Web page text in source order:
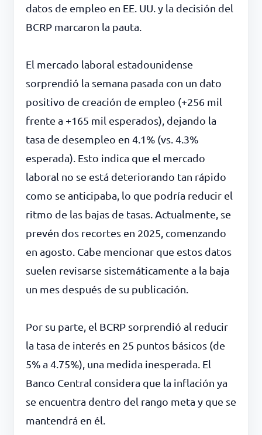
datos de empleo en EE. UU. y la decisión del
BCRP marcaron la pauta.
El mercado laboral estadounidense
sorprendió la semana pasada con un dato
positivo de creación de empleo (+256 mil
frente a +165 mil esperados), dejando la
tasa de desempleo en 4.1% (vs. 4.3%
esperada). Esto indica que el mercado
laboral no se está deteriorando tan rápido
como se anticipaba, lo que podría reducir el
ritmo de las bajas de tasas. Actualmente, se
prevén dos recortes en 2025, comenzando
en agosto. Cabe mencionar que estos datos
suelen revisarse sistemáticamente a la baja
un mes después de su publicación.
Por su parte, el BCRP sorprendió al reducir
la tasa de interés en 25 puntos básicos (de
5% a 4.75%), una medida inesperada. El
Banco Central considera que la inflación ya
se encuentra dentro del rango meta y que se
mantendrá en él.